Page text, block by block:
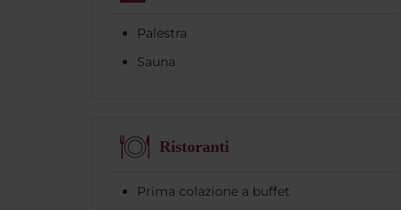
Palestra
Sauna
Ristoranti
Prima colazione a buffet